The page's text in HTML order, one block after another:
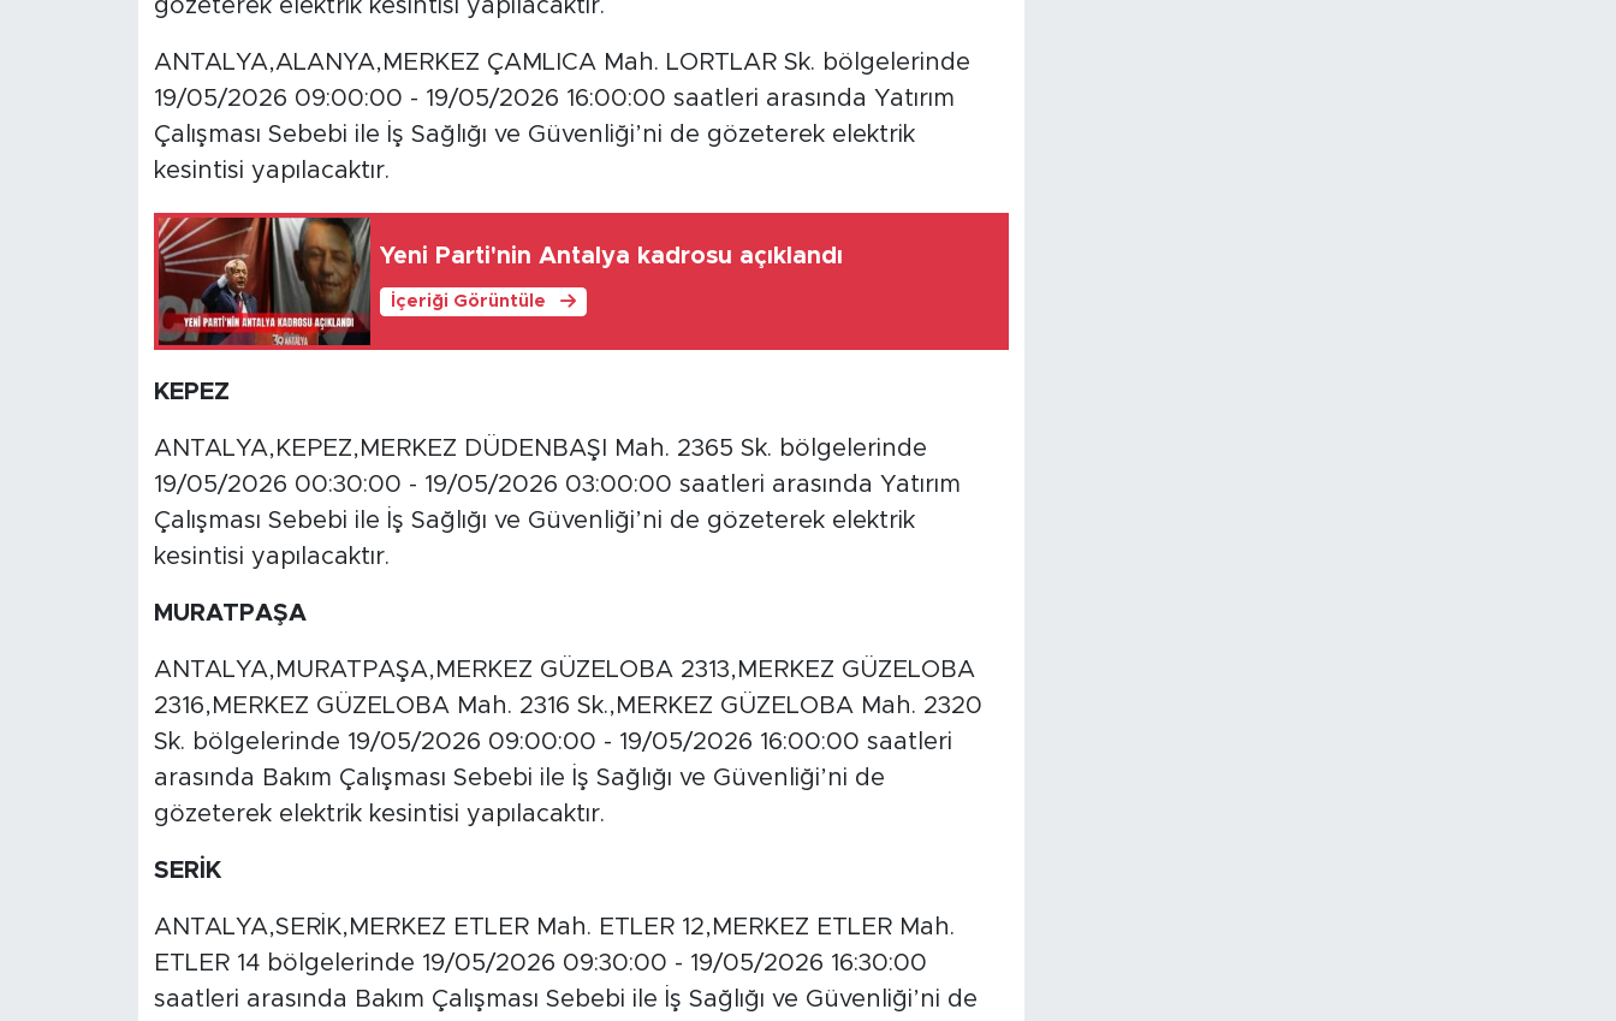
gözeterek elektrik kesintisi yapılacaktır.
ANTALYA,ALANYA,MERKEZ ÇAMLICA Mah. LORTLAR Sk. bölgelerinde
19/05/2026 09:00:00 - 19/05/2026 16:00:00 saatleri arasında Yatırım
Çalışması Sebebi ile İş Sağlığı ve Güvenliği’ni de gözeterek elektrik
kesintisi yapılacaktır.
Yeni Parti'nin Antalya kadrosu açıklandı
İçeriği Görüntüle
KEPEZ
ANTALYA,KEPEZ,MERKEZ DÜDENBAŞI Mah. 2365 Sk. bölgelerinde
19/05/2026 00:30:00 - 19/05/2026 03:00:00 saatleri arasında Yatırım
Çalışması Sebebi ile İş Sağlığı ve Güvenliği’ni de gözeterek elektrik
kesintisi yapılacaktır.
MURATPAŞA
ANTALYA,MURATPAŞA,MERKEZ GÜZELOBA 2313,MERKEZ GÜZELOBA
2316,MERKEZ GÜZELOBA Mah. 2316 Sk.,MERKEZ GÜZELOBA Mah. 2320
Sk. bölgelerinde 19/05/2026 09:00:00 - 19/05/2026 16:00:00 saatleri
arasında Bakım Çalışması Sebebi ile İş Sağlığı ve Güvenliği’ni de
gözeterek elektrik kesintisi yapılacaktır.
SERİK
ANTALYA,SERİK,MERKEZ ETLER Mah. ETLER 12,MERKEZ ETLER Mah.
ETLER 14 bölgelerinde 19/05/2026 09:30:00 - 19/05/2026 16:30:00
saatleri arasında Bakım Çalışması Sebebi ile İş Sağlığı ve Güvenliği’ni de